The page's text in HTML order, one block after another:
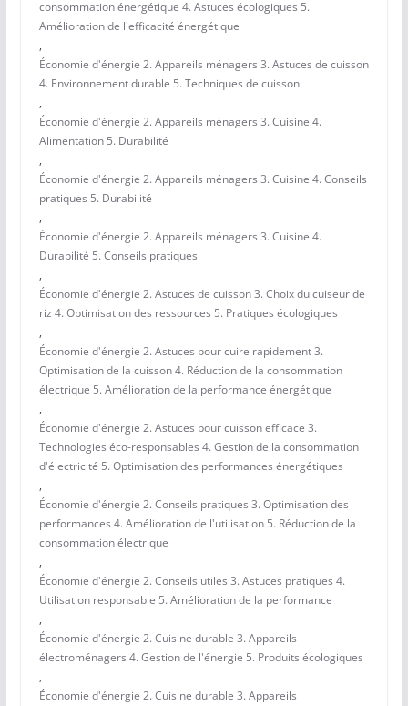
consommation énergétique 4. Astuces écologiques 5.
Amélioration de l'efficacité énergétique
,
Économie d'énergie 2. Appareils ménagers 3. Astuces de cuisson
4. Environnement durable 5. Techniques de cuisson
,
Économie d'énergie 2. Appareils ménagers 3. Cuisine 4.
Alimentation 5. Durabilité
,
Économie d'énergie 2. Appareils ménagers 3. Cuisine 4. Conseils
pratiques 5. Durabilité
,
Économie d'énergie 2. Appareils ménagers 3. Cuisine 4.
Durabilité 5. Conseils pratiques
,
Économie d'énergie 2. Astuces de cuisson 3. Choix du cuiseur de
riz 4. Optimisation des ressources 5. Pratiques écologiques
,
Économie d'énergie 2. Astuces pour cuire rapidement 3.
Optimisation de la cuisson 4. Réduction de la consommation
électrique 5. Amélioration de la performance énergétique
,
Économie d'énergie 2. Astuces pour cuisson efficace 3.
Technologies éco-responsables 4. Gestion de la consommation
d'électricité 5. Optimisation des performances énergétiques
,
Économie d'énergie 2. Conseils pratiques 3. Optimisation des
performances 4. Amélioration de l'utilisation 5. Réduction de la
consommation électrique
,
Économie d'énergie 2. Conseils utiles 3. Astuces pratiques 4.
Utilisation responsable 5. Amélioration de la performance
,
Économie d'énergie 2. Cuisine durable 3. Appareils
électroménagers 4. Gestion de l'énergie 5. Produits écologiques
,
Économie d'énergie 2. Cuisine durable 3. Appareils